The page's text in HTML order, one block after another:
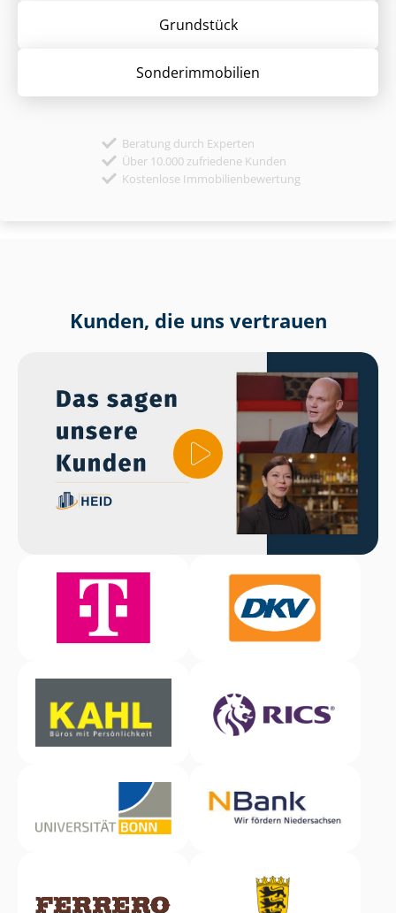
Grund­stück
Sonder­immobilien
Beratung durch Experten
Über 10.000 zufriedene Kunden
Kostenlose Immobilienbewertung
Kunden, die uns vertrauen